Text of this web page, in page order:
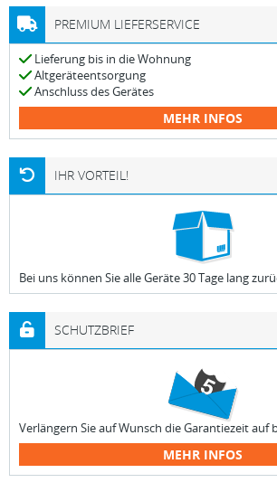
PREMIUM LIEFERSERVICE
Lieferung bis in die Wohnung
Altgeräteentsorgung
Anschluss des Gerätes
MEHR INFOS
IHR VORTEIL!
Bei uns können Sie alle Geräte 30 Tage lang
SCHUTZBRIEF
Verlängern Sie auf Wunsch die Garantiezeit auf
MEHR INFOS